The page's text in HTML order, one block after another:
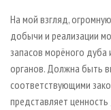
На мой взгляд,
добычи и реализации
запасов морёного дуба
органов. Должна быть
соответствующими
представляет